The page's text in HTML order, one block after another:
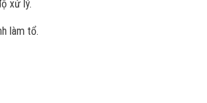
xử lý.
làm tổ.